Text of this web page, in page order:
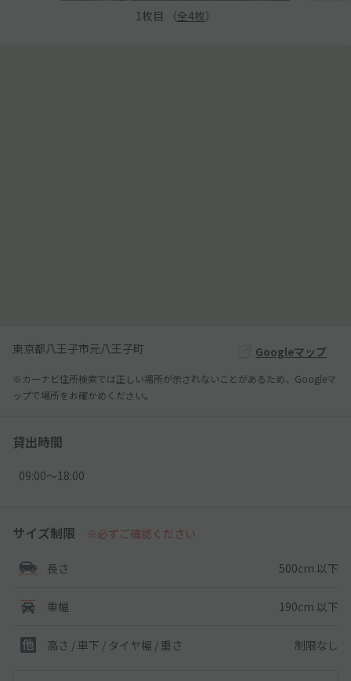
1枚目 （全4枚）
東京都八王子市元八王子町 Googleマップ
※カーナビ住所検索では正しい場所が示されないことがあるため、Googleマ
ップで場所をお確かめください。
貸出時間
09:00〜18:00
サイズ制限 ※必ずご確認ください
長さ 500cm 以下
車幅 190cm 以下
高さ / 車下 / タイヤ幅 / 重さ 制限なし